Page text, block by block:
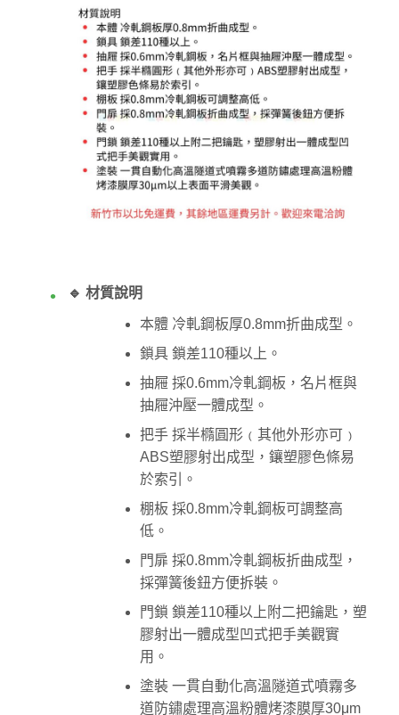
🔹 材質說明
本體 冷軋鋼板厚0.8mm折曲成型。
鎖具 鎖差110種以上。
抽屜 採0.6mm冷軋鋼板，名片框與
抽屜沖壓一體成型。
把手 採半橢圓形﹙其他外形亦可﹚
ABS塑膠射出成型，鑲塑膠色條易
於索引。
棚板 採0.8mm冷軋鋼板可調整高
低。
門扉 採0.8mm冷軋鋼板折曲成型，
採彈簧後鈕方便拆裝。
門鎖 鎖差110種以上附二把鑰匙，塑
膠射出一體成型凹式把手美觀實
用。
塗裝 一貫自動化高溫隧道式噴霧多
道防鏽處理高溫粉體烤漆膜厚30μm